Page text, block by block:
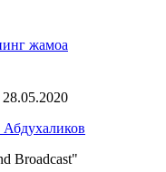
жамоа
Broadcast"